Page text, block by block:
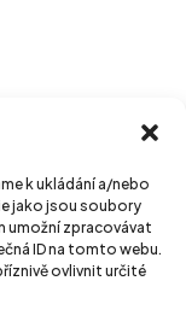
k ukládání a/nebo
jako jsou soubory
umožní zpracovávat
ID na tomto webu.
ovlivnit určité